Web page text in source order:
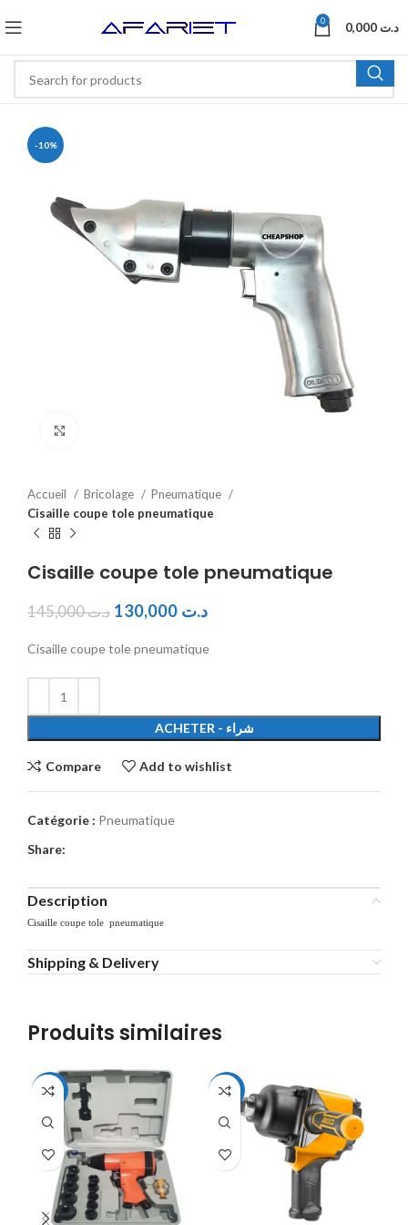
0 د.ت
-10%
Accueil Bricolage
Pneumatique
Cisaille coupe tole pneumatique
Cisaille coupe tole pneumatique
د.ت145,000 د.ت
Cisaille coupe tole pneumatique
ACHETER - شراء
Compare Add to wishlist
Catégorie : Pneumatique
Share:
Description
Cisaille coupe tole pneumatique
Shipping & Delivery
Produits similaires
-11% -13%